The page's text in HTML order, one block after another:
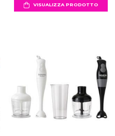
VISUALIZZA PRODOTTO